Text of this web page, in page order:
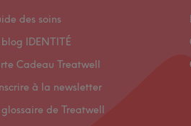
des soins
IDENTITÉ
Cadeau Treatwell
à la newsletter
glossaire de Treatwell